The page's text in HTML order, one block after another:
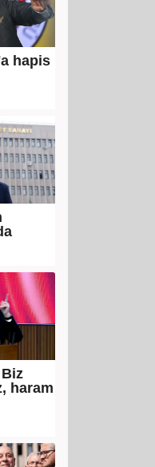
hapis
haram